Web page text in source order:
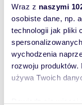
Wraz z naszymi
osobiste dane, np.
technologii jak pliki
wychodzenia
rozwoju
używa Twoich
Wynajmę przestronne 2-pokojowe
mieszkanie
2 200 zł/mc
mieszkanie
Oferta
balkonem o